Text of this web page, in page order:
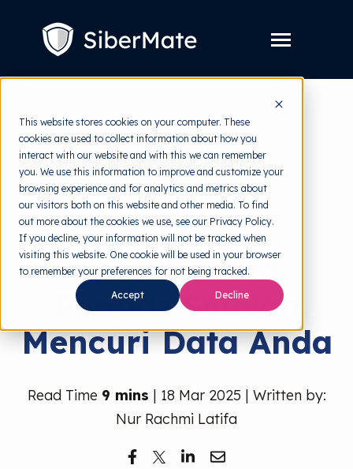
This website stores cookies on your computer. These
cookies are used to collect information about how you
interact with our website and with this we can remember
you. We use this information to improve and customize your
browsing experience and for analytics and metrics about
our visitors both on this website and other media. To find
out more about the cookies we use, see our Privacy Policy.
If you decline, your information will not be tracked when
visiting this website. One cookie will be used in your browser
to remember your preferences for not being tracked.
Accept Decline
Toggle
Layanan
children
for
Layanan
Harga
Resources Toggle
children
for
Resources
Tools Gratis Toggle
children
for
Tools
Tentang
Coba Gratis
back to HRMI
Data Breach
DDoS Attack:
Senjata Para
Peretas Setelah
Mencuri Data Anda
Read Time 9 mins | 18 Mar 2025 | Written by:
Nur Rachmi Latifa